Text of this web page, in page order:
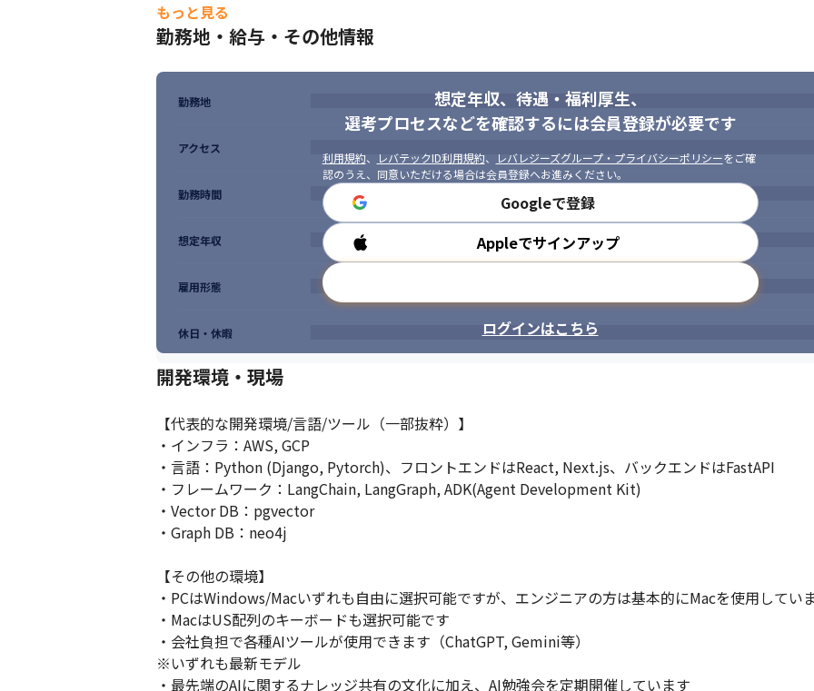
もっと見る
勤務地・給与・その他情報
想定年収、待遇・福利厚生、
選考プロセスなどを確認するには会員登録が必要です
利用規約、 レバテックID利用規約、 レバレジーズグループ・プライバシーポリシーをご確
認のうえ、同意いただける場合は会員登録へお進みください。
Googleで登録
Appleでサインアップ
ログインはこちら
勤務地
アクセス
勤務時間
想定年収
雇用形態
休日・休暇
開発環境・現場
【代表的な開発環境/言語/ツール（一部抜粋）】
・インフラ：AWS, GCP
・言語：Python (Django, Pytorch)、フロントエンドはReact, Next.js、バックエンドはFastAPI
・フレームワーク：LangChain, LangGraph, ADK(Agent Development Kit)
・Vector DB：pgvector
・Graph DB：neo4j
【その他の環境】
・PCはWindows/Macいずれも自由に選択可能ですが、エンジニアの方は基本的にMacを使用してい
・MacはUS配列のキーボードも選択可能です
・会社負担で各種AIツールが使用できます（ChatGPT, Gemini等）
※いずれも最新モデル
・最先端のAIに関するナレッジ共有の文化に加え、AI勉強会を定期開催しています